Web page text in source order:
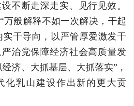
不断走深走实、见行见效。
万般解释不如一次解决，干起
实干导向，以严管厚爱激发干
治党保障经济社会高质量发
济、大抓基层、大抓落实”，
化乳山建设作出新的更大贡